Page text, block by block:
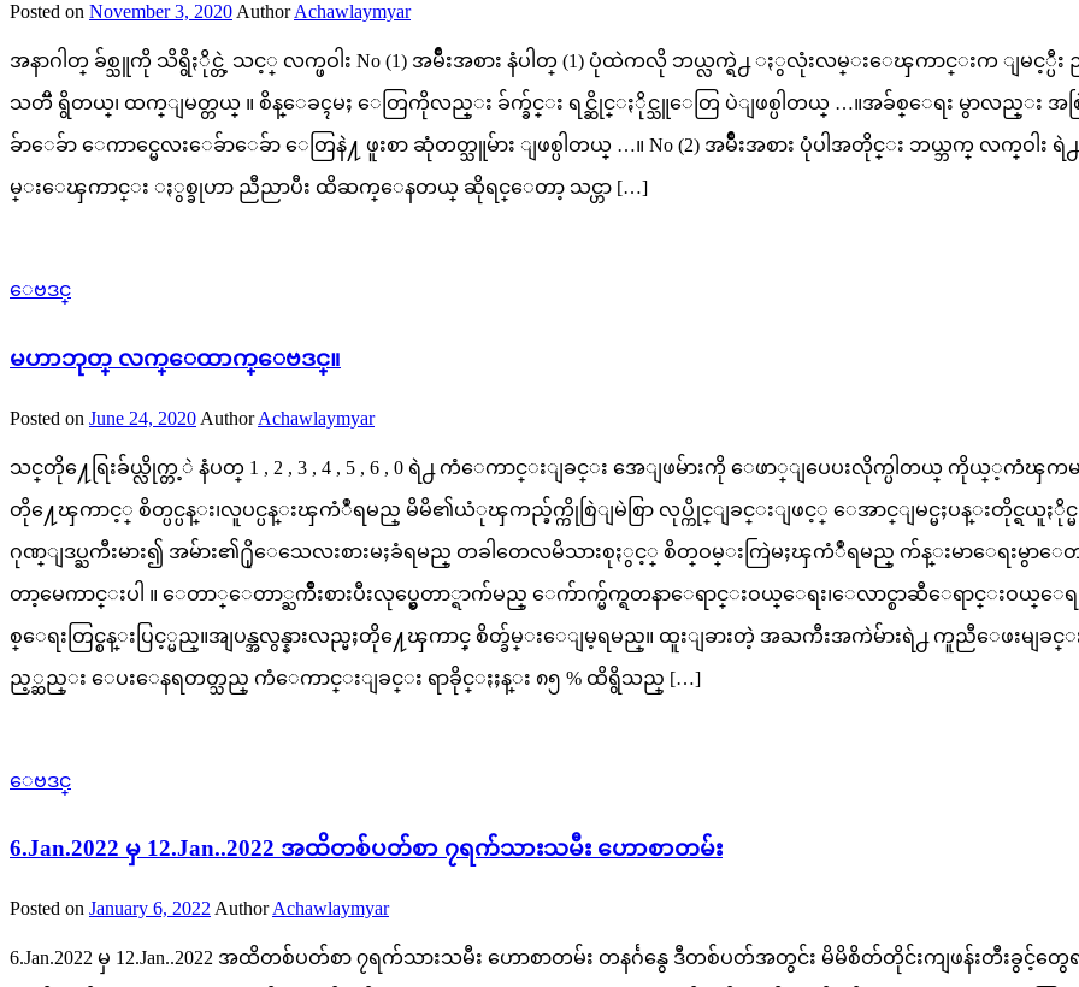
Posted on November 3, 2020 Author Achawlaymyar
အနာဂါတ္ ခ်စ္သူကို သိရွိႏိုင္တဲ့ သင့္ လက္ဖဝါး No (1) အမ်ိဳးအစား နံပါတ္ (1) ပုံထဲကလို ဘယ္လက္ရဲ႕ ႏွလုံးလမ္းေၾကာင္းက
သတၱိ ရွိတယ္၊ ထက္ျမတ္တယ္ ။ စိန္ေခၚမႈ ေတြကိုလည္း ခ်က္ခ်င္း ရင္ဆိုင္ႏိုင္သူေတြ ပဲျဖစ္ပါတယ္ …။အခ်စ္ေရး မွာလည္း
ခ်ာေခ်ာ ေကာင္မေလးေခ်ာေခ်ာ ေတြနဲ႔ ဖူးစာ ဆုံတတ္သူမ်ား ျဖစ္ပါတယ္ …။ No (2) အမ်ိဳးအစား ပုံပါအတိုင္း ဘယ္ဘက္ လက္
မ္းေၾကာင္း ႏွစ္ခုဟာ ညီညာပီး ထိဆက္ေနတယ္ ဆိုရင္ေတာ့ သင္ဟာ […]
ေဗဒင္
မဟာဘုတ္ လက္ေထာက္ေဗဒင္။
Posted on June 24, 2020 Author Achawlaymyar
သင္​တို႔ေရြးခ်ယ္လိုက္တ့ဲ နံပတ္ 1 , 2 , 3 , 4 , 5 , 6 , 0 ရဲ႕ ကံေကာင္းျခင္း အေျဖမ်ားကို ေဖာ္ျပေပးလိုက္ပါတယ္ ကိုယ္​့ကံၾက
တို႔ေၾကာင့္ စိတ္ပင္ပန္း၊လူပင္ပန္းၾကံဳရမည္ မိမိ၏ယံုၾကည္ခ်က္ကိုစြဲျမဲစြာ လုပ္ကိုင္ျခင္းျဖင့္ ေအာင္ျမင္မႈပန္းတိုင္ရ
ဂုဏ္ျဒပ္ႀကီးမား၍ အမ်ား၏႐ိုေသေလးစားမႈခံရမည္ တခါတေလမိသားစုႏွင့္ စိတ္ဝမ္းကြဲမႈၾကံဳရမည္ က်န္းမာေရးမွ
တာ့မေကာင္းပါ ။ ေတာ္ေတာ္ႀကိဳးစားပီးလုပ္မွေတာ္ရာက်မည္ ေက်ာက္မ်က္ရတနာေရာင္းဝယ္ေရး၊ေလာင္စာဆီေရာင္းဝယ္ေရ
စ္ေရးတြင္စန္းပြင့္မည္။အျပန္အလွန္နားလည္မႈတို႔ေၾကာင့္ စိတ္ခ်မ္းေျမ့ရမည္။ ထူးျခားတဲ့ အႀကီးအကဲမ်ားရဲ႕ ကူညီေဖးမ
ည့္ဆည္း ေပးေနရတတ္သည္ ကံေကာင္းျခင္း ရာခိုင္ႏႈန္း ၈၅ % ထိရွိသည္ […]
ေဗဒင္
6.Jan.2022 မှ 12.Jan..2022 အထိတစ်ပတ်စာ ၇ရက်သားသမီး ဟောစာတမ်း
Posted on January 6, 2022 Author Achawlaymyar
6.Jan.2022 မှ 12.Jan..2022 အထိတစ်ပတ်စာ ၇ရက်သားသမီး ဟောစာတမ်း တနင်္ဂနွေ ဒီတစ်ပတ်အတွင်း မိမိစိတ်တိုင်းကျဖ